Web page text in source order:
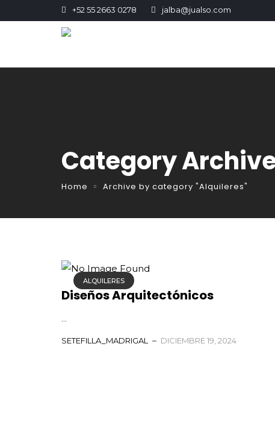
+52 55 2663 0278 jalba@jualso.com
Category
Home Archive by category "Alquileres"
ALQUILERES
Diseños Arquitectónicos
...
SETEFILLA_MADRIGAL DICIEMBRE 19, 2024